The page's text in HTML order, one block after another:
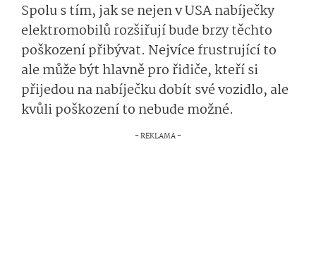
Spolu s tím, jak se nejen v USA nabíječky
elektromobilů rozšiřují bude brzy těchto
poškození přibývat. Nejvíce frustrující to
ale může být hlavně pro řidiče, kteří si
přijedou na nabíječku dobít své vozidlo, ale
kvůli poškození to nebude možné.